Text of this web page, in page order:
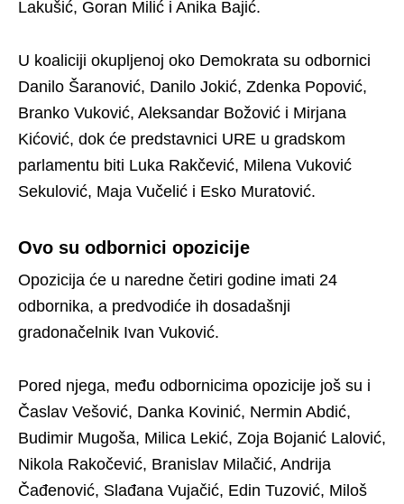
Lakušić, Goran Milić i Anika Bajić.
U koaliciji okupljenoj oko Demokrata su odbornici
Danilo Šaranović, Danilo Jokić, Zdenka Popović,
Branko Vuković, Aleksandar Božović i Mirjana
Kićović, dok će predstavnici URE u gradskom
parlamentu biti Luka Rakčević, Milena Vuković
Sekulović, Maja Vučelić i Esko Muratović.
Ovo su odbornici opozicije
Opozicija će u naredne četiri godine imati 24
odbornika, a predvodiće ih dosadašnji
gradonačelnik Ivan Vuković.
Pored njega, među odbornicima opozicije još su i
Časlav Vešović, Danka Kovinić, Nermin Abdić,
Budimir Mugoša, Milica Lekić, Zoja Bojanić Lalović,
Nikola Rakočević, Branislav Milačić, Andrija
Čađenović, Slađana Vujačić, Edin Tuzović, Miloš